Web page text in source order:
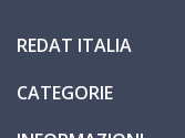
REDAT ITALIA
CATEGORIE